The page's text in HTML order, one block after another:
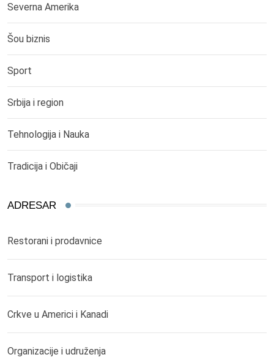
Severna Amerika
Šou biznis
Sport
Srbija i region
Tehnologija i Nauka
Tradicija i Običaji
ADRESAR
Restorani i prodavnice
Transport i logistika
Crkve u Americi i Kanadi
Organizacije i udruženja